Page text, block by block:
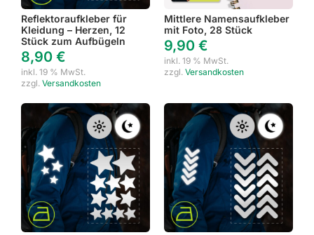
Reflektoraufkleber für
Kleidung – Herzen, 12
Stück zum Aufbügeln
8,90 €
inkl. 19 % MwSt.
zzgl. Versandkosten
Mittlere Namensaufkleber
mit Foto, 28 Stück
9,90 €
inkl. 19 % MwSt.
zzgl. Versandkosten